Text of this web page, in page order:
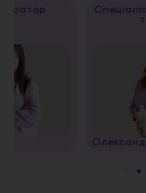
Спеціаліст з масажних